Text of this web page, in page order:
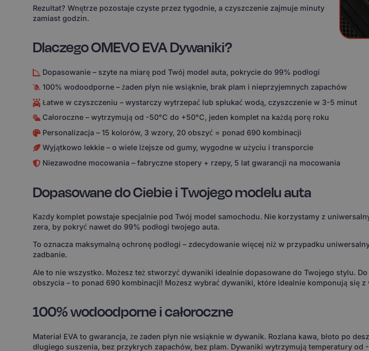
Rezultat? Wnętrze pozostaje czyste przez tygodnie, a czyszczenie zajmuje minuty
zamiast godzin.
Dlaczego OMEVO EVA Dywaniki?
Dopasowanie – szyte na miarę pod Twój model auta, pokrycie do 99% podłogi
100% wodoodporne – żaden płyn nie wsiąknie, brak plam i nieprzyjemnych zapachów
Łatwe w czyszczeniu – wystarczy wytrzepać lub spłukać wodą, czyszczenie w 3-5 minut
Całoroczne – wytrzymują od -50°C do +50°C, jeden komplet na każdą porę roku
Personalizacja – 15 kolorów, 3 wzory, 20 obszyć = ponad 690 kombinacji
Wyjątkowo lekkie – o wiele lżejsze od gumy, wygodne w użyciu i transporcie
Niezawodne mocowania – fabryczne stopery + rzepy, 5 lat gwarancji na mocowania
Dopasowane do Ciebie i Twojego modelu auta
Każdy komplet powstaje specjalnie pod Twój model samochodu. Nie korzystamy z
zera, by pokryć nawet do 99% podłogi twojego auta.
To oznacza maksymalną ochronę podłogi – zdecydowanie więcej niż w przypadku
zadbanie.
Ale to nie wszystko. Możesz też stworzyć dywaniki idealnie dopasowane do Twojego stylu.
obszycia – to ponad 690 kombinacji! Możesz wybrać dywaniki, które idealnie komponują się
100% wodoodporne i całoroczne
Materiał EVA to gwarancja, że żaden płyn nie wsiąknie w dywanik. Rozlana kawa, błoto po
długiego suszenia, bez przykrych zapachów, bez plam. Dywaniki wytrzymują temperatury